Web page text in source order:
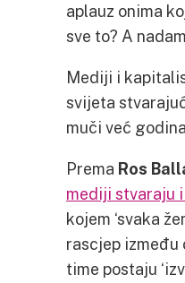
aplauz onima
sve to? A
Mediji i
svijeta
muči već
Prema Ros
mediji stvaraju
kojem ‘svaka
rascjep između
time postaju